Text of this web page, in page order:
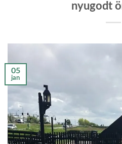
nyugodt
05
jan